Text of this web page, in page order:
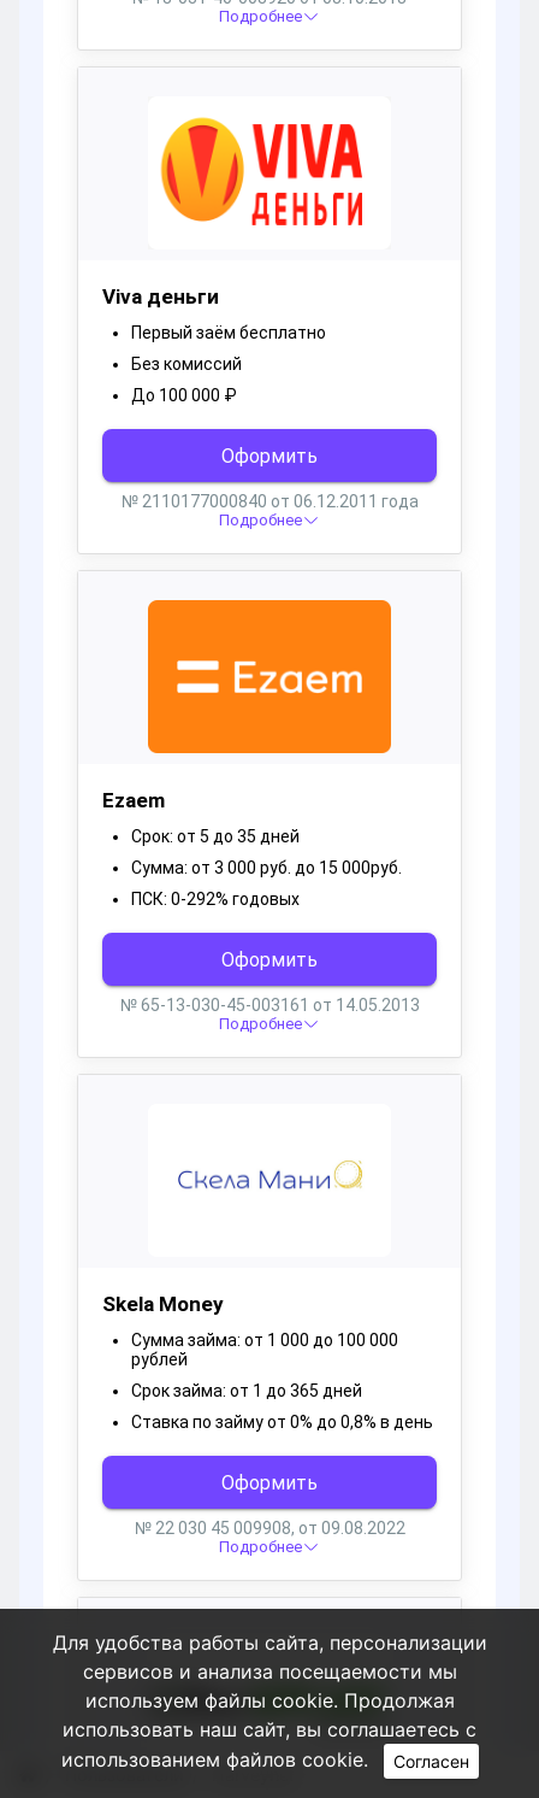
Пользователи Harveynef
Для удобства работы сайта, персонализации
сервисов и анализа посещаемости мы
используем файлы cookie. Продолжая
использовать наш сайт, вы соглашаетесь с
использованием файлов cookie.
Согласен